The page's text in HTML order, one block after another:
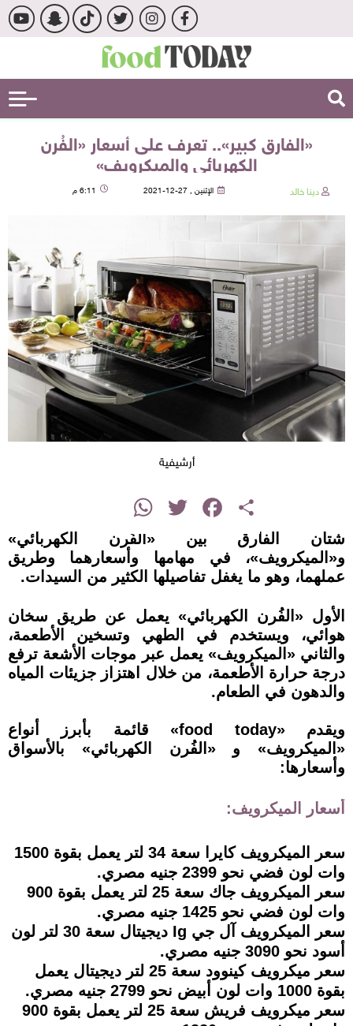
«الفارق كبير».. تعرف على أسعار «الفُرن
الكهربائي والميكرويف»
دينا خالد الإثنين , 27-12-2021 6:11 م
أرشيفية
Share
Facebook
Twitter
WhatsApp
شتان الفارق بين «الفُرن الكهربائي»
و«الميكرويف»، في مهامها وأسعارهما وطريق
عملهما، وهو ما يغفل تفاصيلها الكثير من السيدات.
الأول «الفُرن الكهربائي» يعمل عن طريق سخان
هوائي، ويستخدم في الطهي وتسخين الأطعمة،
والثاني «الميكرويف» يعمل عبر موجات الأشعة ترفع
درجة حرارة الأطعمة، من خلال اهتزاز جزيئات المياه
والدهون في الطعام.
ويقدم «food today» قائمة بأبرز أنواع
«الميكرويف» و «الفُرن الكهربائي» بالأسواق
وأسعارها:
أسعار الميكرويف:
سعر الميكرويف كايرا سعة 34 لتر يعمل بقوة 1500
وات لون فضي نحو 2399 جنيه مصري.
سعر الميكرويف جاك سعة 25 لتر يعمل بقوة 900
وات لون فضي نحو 1425 جنيه مصري.
سعر الميكرويف آل جي Ig ديجيتال سعة 30 لتر لون
أسود نحو 3090 جنيه مصري.
سعر ميكرويف كينوود سعة 25 لتر ديجيتال يعمل
بقوة 1000 وات لون أبيض نحو 2799 جنيه مصري.
سعر ميكرويف فريش سعة 25 لتر يعمل بقوة 900